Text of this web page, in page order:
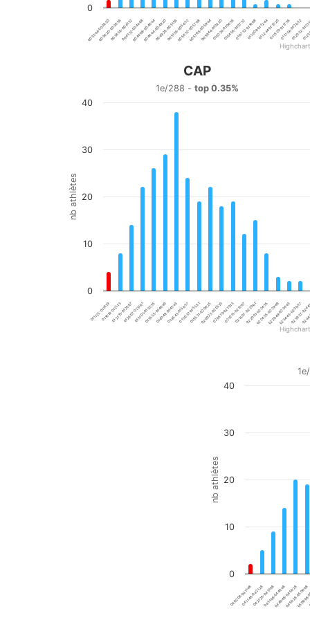
00:33:44-00:36:2000:38:56-00:41:3200:44:08-00:46:4400:49:20-00:51:5600:54:32-00:57:0800:59:44-01:02:2001:04:56-01:07:3201:10:08-01:12:4401:15:20-01:17:5601:20:32-
00:36:20-00:38:5600:41:32-00:44:0800:46:44-00:49:2000:51:56-00:54:3200:57:08-00:59:4401:02:20-01:04:5601:07:32-01:10:0801:12:44-01:15:2001:17:56-01:20:32
0
Bar chart with 20 bars.
The chart has 1 Y axis displaying nb athlètes. Data
nb athlètes
CAP
1e/288 - top 0.35%
01:11:25-01:16:1901:21:13-01:26:0701:31:01-01:35:5501:40:49-01:45:4301:50:37-01:55:3102:00:25-02:05:1902:10:13-02:15:0702:20:01-02:24:5502:29:49-02:34:4302:39:37-
01:16:19-01:21:1301:26:07-01:31:0101:35:55-01:40:4901:45:43-01:50:3701:55:31-02:00:2502:05:19-02:10:1302:15:07-02:20:0102:24:55-02:29:4902:34:43-02:39:37
0
10
20
30
40
Bar chart with 20 bars.
The chart has 1 Y axis
nb athlètes
04:02:08-04:11:4804:21:28-04:31:0804:40:48-04:50:28
04:11:48-04:21:2804:31:08-04:40:4804:50:28-05:00:08
0
10
20
30
40